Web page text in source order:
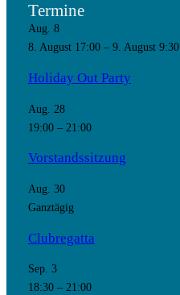
Termine
Aug. 8
8. August 17:00– 9. August 9:30
Holiday Out Party
Aug. 28
19:00– 21:00
Vorstandssitzung
Aug. 30
Ganztägig
Clubregatta
Sep. 3
18:30– 21:00